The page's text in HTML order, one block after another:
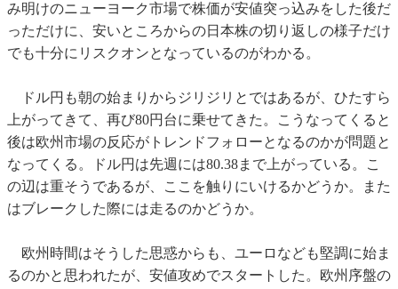
み明けのニューヨーク市場で株価が安値突っ込みをした後だ
っただけに、安いところからの日本株の切り返しの様子だけ
でも十分にリスクオンとなっているのがわかる。
ドル円も朝の始まりからジリジリとではあるが、ひたすら
上がってきて、再び80円台に乗せてきた。こうなってくると
後は欧州市場の反応がトレンドフォローとなるのかが問題と
なってくる。ドル円は先週には80.38まで上がっている。こ
の辺は重そうであるが、ここを触りにいけるかどうか。また
はブレークした際には走るのかどうか。
欧州時間はそうした思惑からも、ユーロなども堅調に始ま
るのかと思われたが、安値攻めでスタートした。欧州序盤の